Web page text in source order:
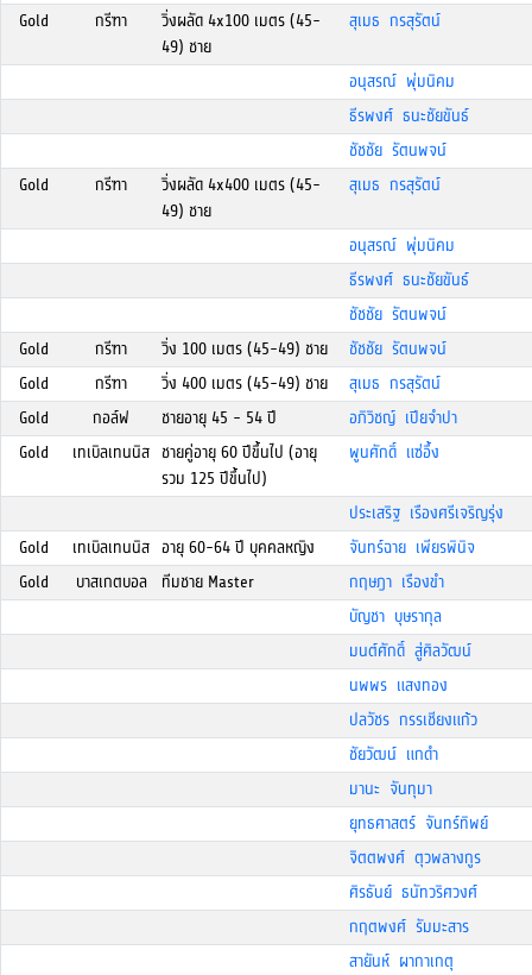
Gold
กรีฑา
วิ่งผลัด 4x100 เมตร (45-
49) ชาย
สุเมธ กรสุรัตน์
อนุสรณ์ พุ่มนิคม
ธีรพงศ์ ธนะชัยขันธ์
ชัชชัย รัตนพจน์
Gold
กรีฑา
วิ่งผลัด 4x400 เมตร (45-
49) ชาย
สุเมธ กรสุรัตน์
อนุสรณ์ พุ่มนิคม
ธีรพงศ์ ธนะชัยขันธ์
ชัชชัย รัตนพจน์
Gold
กรีฑา วิ่ง 100 เมตร (45-49) ชาย
ชัชชัย รัตนพจน์
Gold
กรีฑา วิ่ง 400 เมตร (45-49) ชาย
สุเมธ กรสุรัตน์
Gold
กอล์ฟ ชายอายุ 45 - 54 ปี
อภิวิชญ์ เปียจำปา
Gold
เทเบิลเทนนิส ชายคู่อายุ 60 ปีขึ้นไป (อายุ
รวม 125 ปีขึ้นไป)
พูนศักดิ์ แซ่อึ้ง
ประเสริฐ เรืองศรีเจริญรุ่ง
Gold
เทเบิลเทนนิส อายุ 60-64 ปี บุคคลหญิง
จันทร์ฉาย เพียรพินิจ
Gold
บาสเกตบอล ทีมชาย Master
กฤษฎา เรืองขำ
บัญชา บุษรากุล
มนต์ศักดิ์ สู่ศิลวัฒน์
นพพร แสงทอง
ปลวัชร กรรเชียงแก้ว
ชัยวัฒน์ แกดำ
มานะ จันทุมา
ยุทธศาสตร์ จันทร์ทิพย์
จิตตพงศ์ ตุวพลางกูร
ศิรธันย์ ธนัทวริศวงศ์
กฤตพงศ์ รัมมะสาร
สายันห์ ผากาเกตุ